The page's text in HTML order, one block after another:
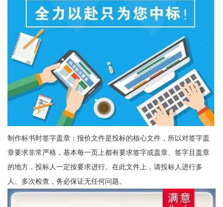
制作标书时签字盖章：报价文件是投标的核心文件，所以对签字盖
章要求非常严格，基本每一页上都有要求签字或盖章、签字且盖章
的地方，投标人一定按要求进行。在此文件上，请投标人进行多
人、多次检查，务必保证无任何问题。